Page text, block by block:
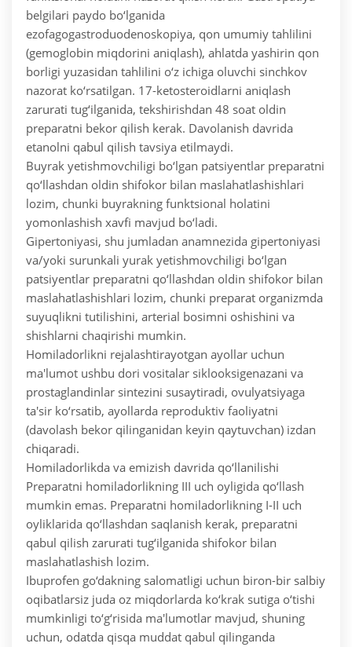
belgilari paydo bo‘lganida
ezofagogastroduodenoskopiya, qon umumiy tahlilini
(gemoglobin miqdorini aniqlash), ahlatda yashirin qon
borligi yuzasidan tahlilini o‘z ichiga oluvchi sinchkov
nazorat ko‘rsatilgan. 17-ketosteroidlarni aniqlash
zarurati tug‘ilganida, tekshirishdan 48 soat oldin
preparatni bekor qilish kerak. Davolanish davrida
etanolni qabul qilish tavsiya etilmaydi.
Buyrak yetishmovchiligi bo‘lgan patsiyentlar preparatni
qo‘llashdan oldin shifokor bilan maslahatlashishlari
lozim, chunki buyrakning funktsional holatini
yomonlashish xavfi mavjud bo‘ladi.
Gipertoniyasi, shu jumladan anamnezida gipertoniyasi
va/yoki surunkali yurak yetishmovchiligi bo‘lgan
patsiyentlar preparatni qo‘llashdan oldin shifokor bilan
maslahatlashishlari lozim, chunki preparat organizmda
suyuqlikni tutilishini, arterial bosimni oshishini va
shishlarni chaqirishi mumkin.
Homiladorlikni rejalashtirayotgan ayollar uchun
ma'lumot ushbu dori vositalar siklooksigenazani va
prostaglandinlar sintezini susaytiradi, ovulyatsiyaga
ta'sir ko‘rsatib, ayollarda reproduktiv faoliyatni
(davolash bekor qilinganidan keyin qaytuvchan) izdan
chiqaradi.
Homiladorlikda va emizish davrida qo‘llanilishi
Preparatni homiladorlikning III uch oyligida qo‘llash
mumkin emas. Preparatni homiladorlikning I-II uch
oyliklarida qo‘llashdan saqlanish kerak, preparatni
qabul qilish zarurati tug‘ilganida shifokor bilan
maslahatlashish lozim.
Ibuprofen go‘dakning salomatligi uchun biron-bir salbiy
oqibatlarsiz juda oz miqdorlarda ko‘krak sutiga o‘tishi
mumkinligi to‘g‘risida ma'lumotlar mavjud, shuning
uchun, odatda qisqa muddat qabul qilinganda